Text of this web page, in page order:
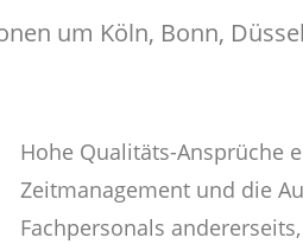
um Köln, Bonn,
Hohe Qualitäts-Ansprüche
Zeitmanagement und die
Fachpersonals